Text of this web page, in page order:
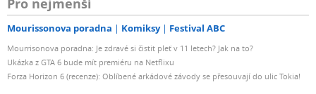
Mourissonova poradna Komiksy Festival ABC
Mourrisonova poradna: Je zdravé si čistit pleť v 11 letech? Jak na to?
Ukázka z GTA 6 bude mít premiéru na Netflixu
Forza Horizon 6 (recenze): Oblíbené arkádové závody se přesouvají do ulic Tokia!